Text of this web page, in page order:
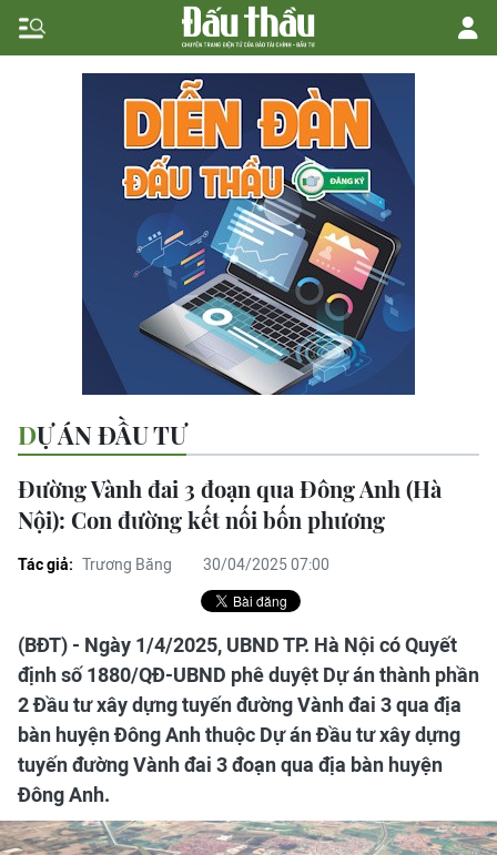
DỰ ÁN ĐẦU TƯ
Đường Vành đai 3 đoạn qua Đông Anh (Hà
Nội): Con đường kết nối bốn phương
Tác giả: Trương Băng 30/04/2025 07:00
(BĐT) - Ngày 1/4/2025, UBND TP. Hà Nội có Quyết
định số 1880/QĐ-UBND phê duyệt Dự án thành phần
2 Đầu tư xây dựng tuyến đường Vành đai 3 qua địa
bàn huyện Đông Anh thuộc Dự án Đầu tư xây dựng
tuyến đường Vành đai 3 đoạn qua địa bàn huyện
Đông Anh.